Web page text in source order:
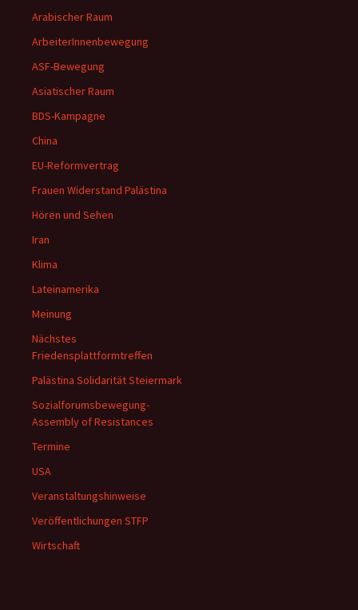
Arabischer Raum
ArbeiterInnenbewegung
ASF-Bewegung
Asiatischer Raum
BDS-Kampagne
China
EU-Reformvertrag
Frauen Widerstand Palästina
Hören und Sehen
Iran
Klima
Lateinamerika
Meinung
Nächstes
Friedensplattformtreffen
Palästina Solidarität Steiermark
Sozialforumsbewegung-
Assembly of Resistances
Termine
USA
Veranstaltungshinweise
Veröffentlichungen STFP
Wirtschaft